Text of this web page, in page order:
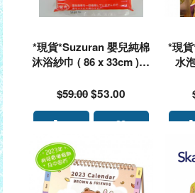
*現貨*Suzuran 嬰兒純棉
沐浴紗巾 ( 86 x 33cm )#0
$59.00$53.00
*現
水